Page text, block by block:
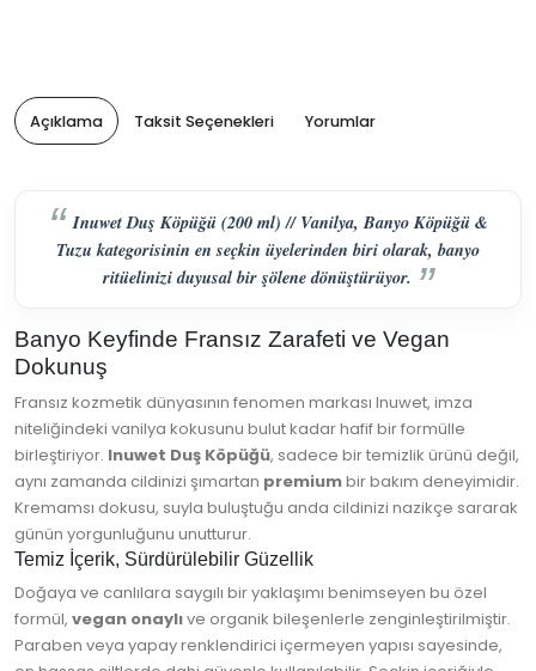
Açıklama Taksit Seçenekleri Yorumlar
Inuwet Duş Köpüğü (200 ml) // Vanilya, Banyo Köpüğü &
Tuzu kategorisinin en seçkin üyelerinden biri olarak, banyo
ritüelinizi duyusal bir şölene dönüştürüyor.
Banyo Keyfinde Fransız Zarafeti ve Vegan
Dokunuş
Fransız kozmetik dünyasının fenomen markası Inuwet, imza
niteliğindeki vanilya kokusunu bulut kadar hafif bir formülle
birleştiriyor. Inuwet Duş Köpüğü, sadece bir temizlik ürünü değil,
aynı zamanda cildinizi şımartan premiumbir bakım deneyimidir.
Kremamsı dokusu, suyla buluştuğu anda cildinizi nazikçe sararak
günün yorgunluğunu unutturur.
Temiz İçerik, Sürdürülebilir Güzellik
Doğaya ve canlılara saygılı bir yaklaşımı benimseyen bu özel
formül, vegan onaylıve organik bileşenlerle zenginleştirilmiştir.
Paraben veya yapay renklendirici içermeyen yapısı sayesinde,